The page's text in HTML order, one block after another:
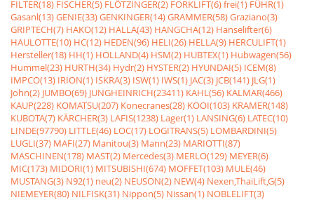
FILTER(18) FISCHER(5) FLÖTZINGER(2) FORKLIFT(6)frei(1) FÜHR(1)
Gasanl(13)GENIE(33)GENKINGER(14)GRAMMER(58)Graziano(3)
GRIPTECH(7) HAKO(12) HALLA(43) HANGCHA(12) Hanselifter(6)
HAULOTTE(10) HC(12) HEDEN(96) HELI(26) HELLA(9) HERCULIFT(1)
Hersteller(18) HH(1) HOLLAND(4) HSM(2) HUBTEX(1) Hubwagen(56)
Hummel(23) HURTH(34) Hydr(2) HYSTER(2) HYUNDAI(5) ICEM(8)
IMPCO(13) IRION(1) ISKRA(3) ISW(1) IWS(1) JAC(3) JCB(141) JLG(1)
John(2) JUMBO(69) JUNGHEINRICH(23411) KAHL(56) KALMAR(466)
KAUP(228) KOMATSU(207) Konecranes(28) KOOI(103) KRAMER(148)
KUBOTA(7) KÃRCHER(3) LAFIS(1238) Lager(1) LANSING(6) LATEC(10)
LINDE(97790) LITTLE(46) LOC(17) LOGITRANS(5) LOMBARDINI(5)
LUGLI(37) MAFI(27) Manitou(3) Mann(23) MARIOTTI(87)
MASCHINEN(178) MAST(2) Mercedes(3) MERLO(129) MEYER(6)
MIC(173) MIDORI(1) MITSUBISHI(674) MOFFET(103) MULE(46)
MUSTANG(3) N92(1) neu(2) NEUSON(2) NEW(4) Nexen,ThaiLift,G(5)
NIEMEYER(80) NILFISK(31) Nippon(5) Nissan(1) NOBLELIFT(3)